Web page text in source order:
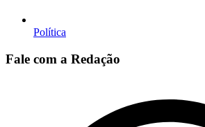
Política
Fale com a Redação